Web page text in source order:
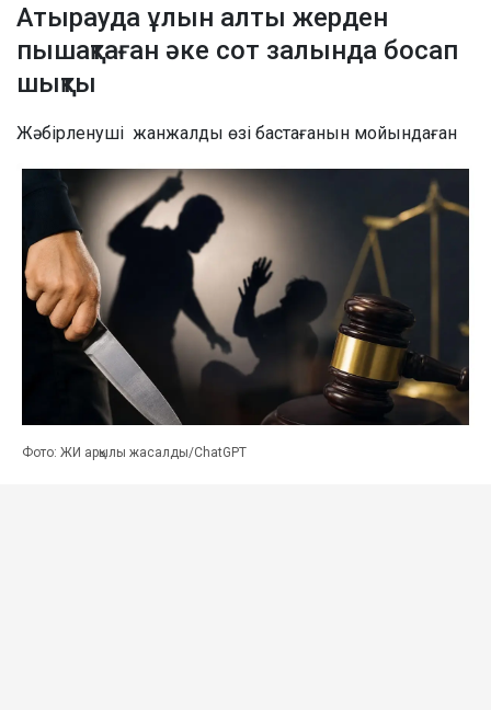
Атырауда ұлын алты жерден
пышақтаған әке сот залында босап
шықты
Жәбірленуші жанжалды өзі бастағанын мойындаған
Фото: ЖИ арқылы жасалды/ChatGPT